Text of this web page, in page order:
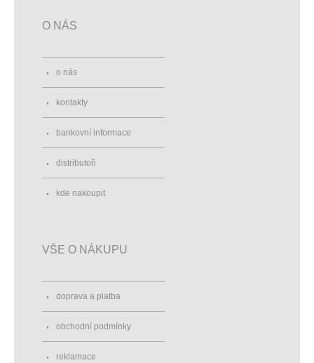
O NÁS
o nás
kontakty
bankovní informace
distributoři
kde nakoupit
VŠE O NÁKUPU
doprava a platba
obchodní podmínky
reklamace